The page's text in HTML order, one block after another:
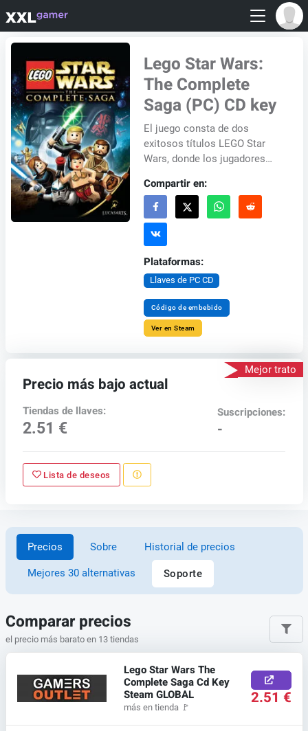
Lego Star Wars:
The Complete
Saga (PC) CD key
El juego consta de dos
exitosos títulos LEGO Star
Wars, donde los jugadores
juegos LEGO Star Wars. Así
que puedes espera...
Compartir en:
Plataformas:
Llaves de PC CD
Código de embebido
Ver en Steam
Mejor trato
Precio más bajo actual
Tiendas de llaves:
2.51 €
Suscripciones:
-
Lista de deseos
Precios Sobre Historial de precios
Mejores 30 alternativas Soporte
Comparar precios
el precio más barato en 13 tiendas
Lego Star Wars The
Complete Saga Cd Key
Steam GLOBAL
más en tienda 🚩 2.51 €